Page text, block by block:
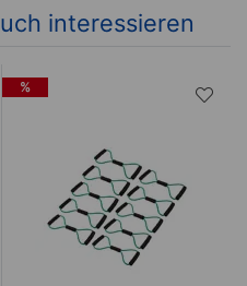
interessieren
%